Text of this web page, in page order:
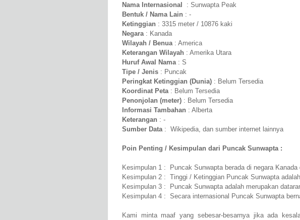
Nama Internasional
: Sunwapta Peak
Bentuk / Nama Lain : -
Ketinggian : 3315 meter / 10876 kaki
Negara: Kanada
Wilayah / Benua: America
Keterangan Wilayah : Amerika Utara
Huruf Awal Nama: S
Tipe / Jenis : Puncak
Peringkat Ketinggian (Dunia) : Belum Tersedia
Koordinat Peta: Belum Tersedia
Penonjolan (meter) : Belum Tersedia
Informasi Tambahan : Alberta
Keterangan : -
Sumber Data: Wikipedia, dan sumber internet lainnya
Poin Penting / Kesimpulan dari Puncak Sunwapta :
Kesimpulan 1 : Puncak Sunwapta berada di negara Kanada
Kesimpulan 2 : Tinggi / Ketinggian Puncak Sunwapta
Kesimpulan 3 : Puncak Sunwapta adalah merupakan
Kesimpulan 4 : Secara internasional Puncak Sunwapta
Kami minta maaf yang sebesar-besarnya jika ada